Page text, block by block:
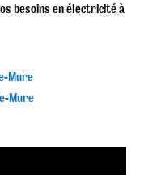
besoins en électricité à
Mure
Mure